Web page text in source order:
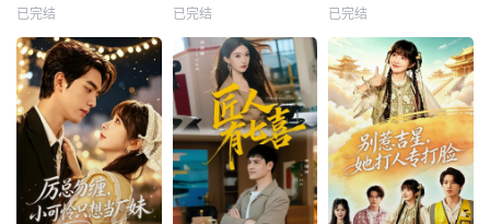
已完结 已完结 已完结